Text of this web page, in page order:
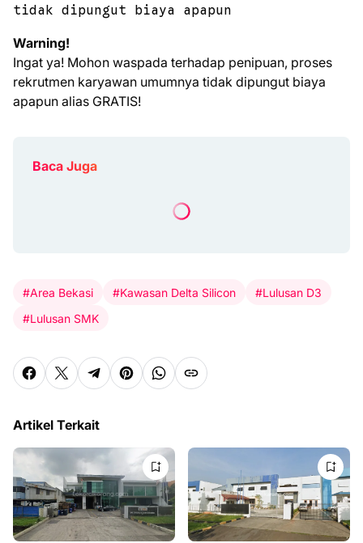
tidak dipungut biaya apapun
Warning!
Ingat ya! Mohon waspada terhadap penipuan, proses
rekrutmen karyawan umumnya tidak dipungut biaya
apapun alias GRATIS!
Baca Juga
#Area Bekasi #Kawasan Delta Silicon
#Lulusan D3
#Lulusan SMK
Artikel Terkait